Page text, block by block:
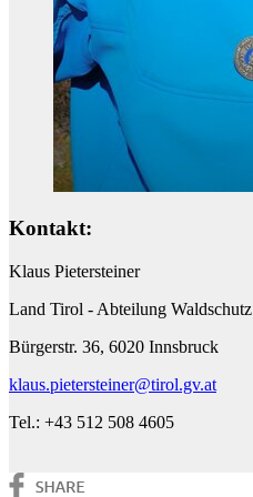
Kontakt:
Klaus Pietersteiner
Land Tirol - Abteilung Waldschutz
Bürgerstr. 36, 6020 Innsbruck
klaus.pietersteiner@tirol.gv.at
Tel.: +43 512 508 4605